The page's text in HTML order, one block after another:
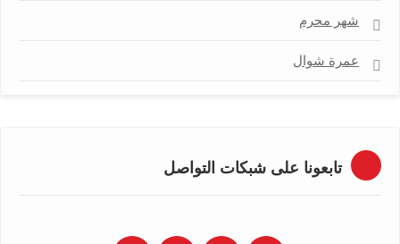
شهر محرم
عمرة شوال
تابعونا على شبكات التواصل